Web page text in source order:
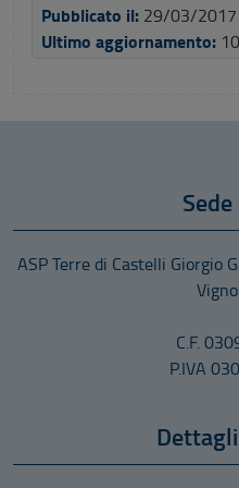
Pubblicato il: 29/03/2017
Ultimo aggiornamento:
ASP Terre di Castelli Giorgio
C.F.
P.IVA